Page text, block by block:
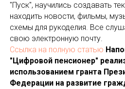
"Пуск", научились создавать
находить новости, фильмы,
схемы для рукоделия. Все
свою электронную почту.
Ссылка на полную статью
"Цифровой пенсионер"
использованием гранта
Федерации на развитие